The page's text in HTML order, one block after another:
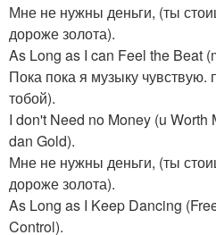
Мне не нужны деньги, (ты
дороже золота).
As Long as I can Feel the Beat
Пока пока я музыку чувствую.
тобой).
I don't Need no Money (u
dan Gold).
Мне не нужны деньги, (ты
дороже золота).
As Long as I Keep Dancing
Control).